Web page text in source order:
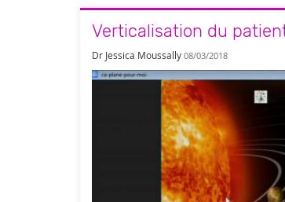
Verticalisation du
Dr Jessica Moussally 08/03/2018